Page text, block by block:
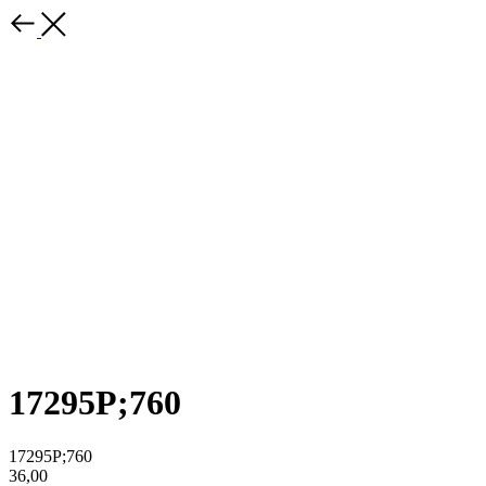
17295P;760
17295P;760
36,00